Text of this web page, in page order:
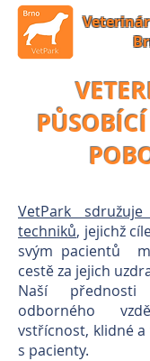
VetPark
techniků, jejichž
svým pacientů
cestě za jejich
Naší
odborného
vstřícnost, klidné a
s pacienty.